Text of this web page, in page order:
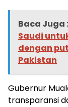
Baca Juga :
Saudi
dengan
Pakistan
Gubernur
transparansi